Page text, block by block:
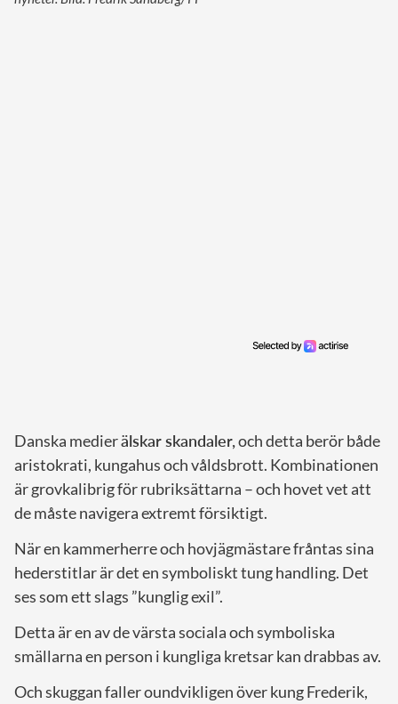
Danska medierälskar skandaler,och detta berör både
aristokrati, kungahus och våldsbrott. Kombinationen
är grovkalibrig för rubriksättarna – och hovet vet att
de måste navigera extremt försiktigt.
När en kammerherre och hovjägmästare fråntas sina
hederstitlar är det en symboliskt tung handling. Det
ses som ett slags ”kunglig exil”.
Detta är en av de värsta sociala och symboliska
smällarna en person i kungliga kretsar kan drabbas av.
Och skuggan faller oundvikligen över kung Frederik,